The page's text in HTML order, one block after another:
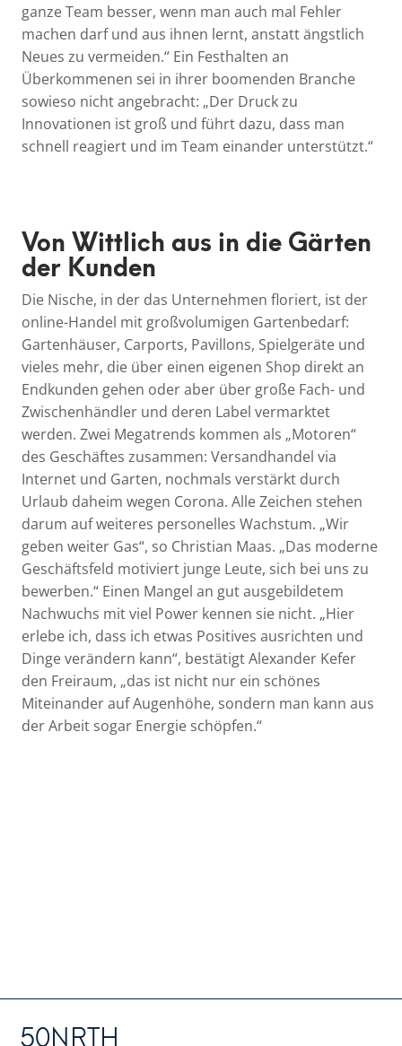
ganze Team besser, wenn man auch mal Fehler
machen darf und aus ihnen lernt, anstatt ängstlich
Neues zu vermeiden.“ Ein Festhalten an
Überkommenen sei in ihrer boomenden Branche
sowieso nicht angebracht: „Der Druck zu
Innovationen ist groß und führt dazu, dass man
schnell reagiert und im Team einander unterstützt.“
Von Wittlich aus in die Gärten
der Kunden
Die Nische, in der das Unternehmen floriert, ist der
online-Handel mit großvolumigen Gartenbedarf:
Gartenhäuser, Carports, Pavillons, Spielgeräte und
vieles mehr, die über einen eigenen Shop direkt an
Endkunden gehen oder aber über große Fach- und
Zwischenhändler und deren Label vermarktet
werden. Zwei Megatrends kommen als „Motoren“
des Geschäftes zusammen: Versandhandel via
Internet und Garten, nochmals verstärkt durch
Urlaub daheim wegen Corona. Alle Zeichen stehen
darum auf weiteres personelles Wachstum. „Wir
geben weiter Gas“, so Christian Maas. „Das moderne
Geschäftsfeld motiviert junge Leute, sich bei uns zu
bewerben.“ Einen Mangel an gut ausgebildetem
Nachwuchs mit viel Power kennen sie nicht. „Hier
erlebe ich, dass ich etwas Positives ausrichten und
Dinge verändern kann“, bestätigt Alexander Kefer
den Freiraum, „das ist nicht nur ein schönes
Miteinander auf Augenhöhe, sondern man kann aus
der Arbeit sogar Energie schöpfen.“
50NRTH